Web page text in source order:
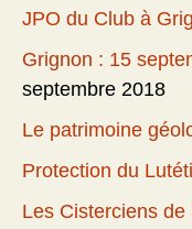
JPO du Club à
Grignon : 15
septembre 2018
Le patrimoine
Protection du
Les Cisterciens